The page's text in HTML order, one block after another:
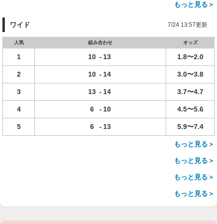
もっと見る＞
ワイド 7/24 13:57更新
人気 組み合わせ オッズ
1 10 - 13 1.8〜2.0
2 10 - 14 3.0〜3.8
3 13 - 14 3.7〜4.7
4 6 - 10 4.5〜5.6
5 6 - 13 5.9〜7.4
もっと見る＞
もっと見る＞
もっと見る＞
もっと見る＞